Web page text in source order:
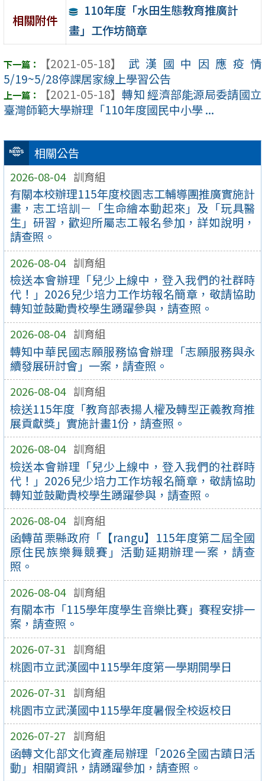
相關公告
2026-08-04 訓育組
有關本校辦理115年度校園志工輔導團推廣實施計
畫，志工培訓－「生命繪本動起來」及「玩具醫
生」研習，歡迎所屬志工報名參加，詳如說明，
請查照。
2026-08-04 訓育組
檢送本會辦理「兒少上線中，登入我們的社群時
代！」2026兒少培力工作坊報名簡章，敬請協助
轉知並鼓勵貴校學生踴躍參與，請查照。
2026-08-04 訓育組
轉知中華民國志願服務協會辦理「志願服務與永
續發展研討會」一案，請查照。
2026-08-04 訓育組
檢送115年度「教育部表揚人權及轉型正義教育推
展貢獻獎」實施計畫1份，請查照。
2026-08-04 訓育組
檢送本會辦理「兒少上線中，登入我們的社群時
代！」2026兒少培力工作坊報名簡章，敬請協助
轉知並鼓勵貴校學生踴躍參與，請查照。
2026-08-04 訓育組
函轉苗栗縣政府「【rangu】115年度第二屆全國
原住民族樂舞競賽」活動延期辦理一案，請查
照。
2026-08-04 訓育組
有關本市「115學年度學生音樂比賽」賽程安排一
案，請查照。
2026-07-31 訓育組
桃園市立武漢國中115學年度第一學期開學日
2026-07-31 訓育組
桃園市立武漢國中115學年度暑假全校返校日
2026-07-27 訓育組
函轉文化部文化資產局辦理「2026全國古蹟日活
動」相關資訊，請踴躍參加，請查照。
相關附件
110年度「水田生態教育推廣計
畫」工作坊簡章
【2021-05-18】
武漢國中因應疫情
5/19~5/28停課居家線上學習公告
【2021-05-18】 轉知 經濟部能源局委請國立
臺灣師範大學辦理「110年度國民中小學 ...